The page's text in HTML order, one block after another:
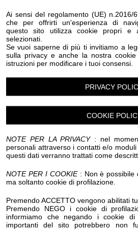
Ai sensi del regolamento (UE) n.2016/
che per offrirti un'esperienza di
questo sito utilizza cookie propri e
selezionati.
Se vuoi saperne di più ti invitiamo a
sulla privacy e anche la nostra
istruzioni per modificare i tuoi consensi.
PRIVACY
COOKIE
NOTE PER LA PRIVACY: nel
personali attraverso i contatti e/o
questi dati verranno trattati come
NOTE PER I COOKIE: Non è possibile
ma soltanto cookie di profilazione.
Premendo ACCETTO vengono abilitati
Premendo NEGO i cookie di
informiamo che negando i cookie di
importanti del sito potrebbero non
Eventi Halloween Montegrosso
Eventi Halloween Olivetta San
Eventi Halloween Ospedaletti
Eventi Halloween Pietrabruna
Eventi Halloween Pieve Di Teco
Eventi Halloween Pompeiana
Eventi Halloween Pontedassio
Eventi Halloween PornassioEventi
Eventi Halloween RanzoEventi
Eventi Halloween Rocchetta
Eventi Halloween San Bartolomeo
Eventi Halloween San Lorenzo al
Eventi Halloween Sanremo
Eventi Halloween Santo Stefano al
Eventi Halloween Seborga Eventi
Eventi Halloween TaggiaEventi
Eventi Halloween Vallecrosia al
Eventi Halloween VasiaEventi
Eventi Halloween VessalicoEventi